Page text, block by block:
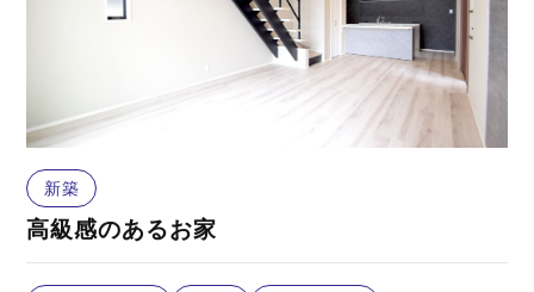
新築
高級感のあるお家